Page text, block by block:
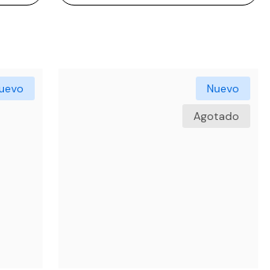
Nuevo
Agotado